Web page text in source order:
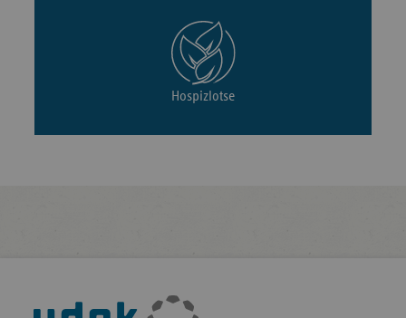
Hospizlotse
Fußleisten-